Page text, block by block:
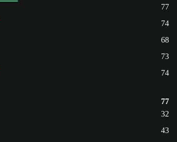
77
74
68
73
74
77
32
43